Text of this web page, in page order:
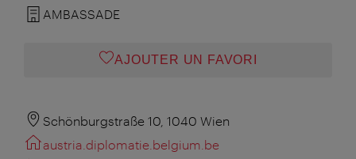
AMBASSADE
AJOUTER UN FAVORI
Schönburgstraße 10, 1040 Wien
austria.diplomatie.belgium.be